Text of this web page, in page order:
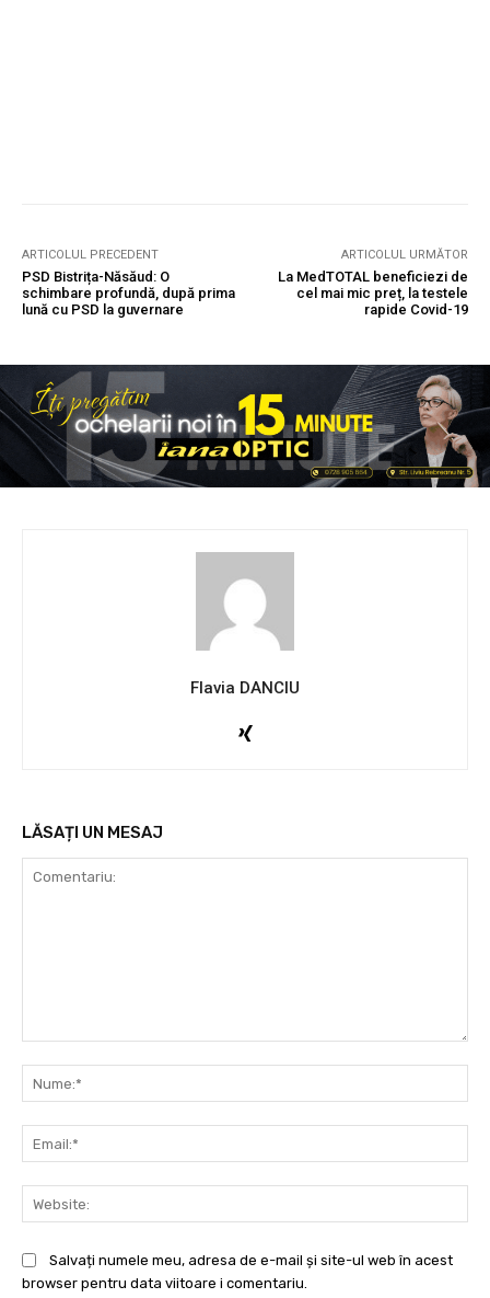
ARTICOLUL PRECEDENT
PSD Bistrița-Năsăud: O
schimbare profundă, după prima
lună cu PSD la guvernare
ARTICOLUL URMĂTOR
La MedTOTAL beneficiezi de
cel mai mic preț, la testele
rapide Covid-19
Flavia DANCIU
LĂSAȚI UN MESAJ
Salvați numele meu, adresa de e-mail și site-ul web în acest
browser pentru data viitoare i comentariu.